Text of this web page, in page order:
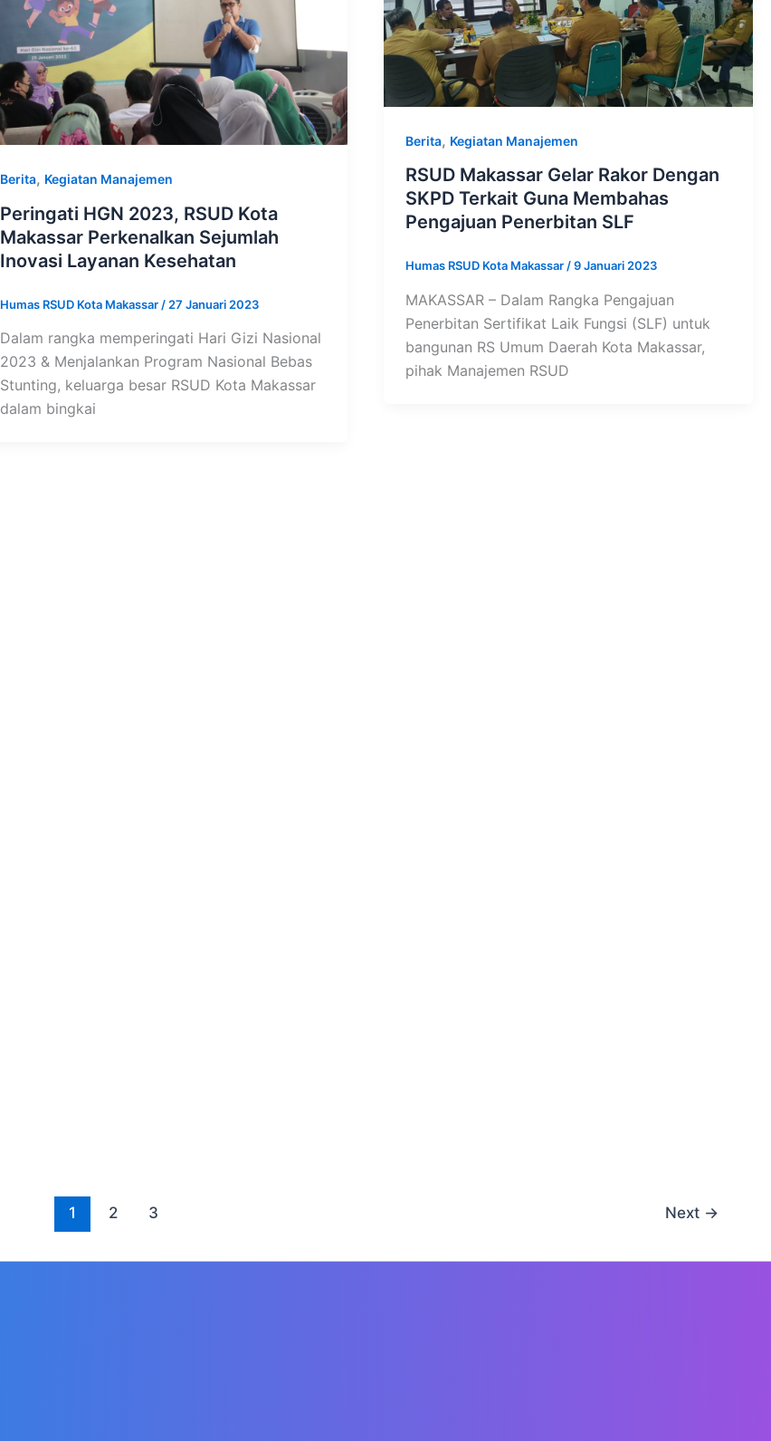
Berita, Kegiatan Manajemen
Peringati HGN 2023, RSUD Kota
Makassar Perkenalkan Sejumlah
Inovasi Layanan Kesehatan
Humas RSUD Kota Makassar / 27 Januari 2023
Dalam rangka memperingati Hari Gizi Nasional
2023 & Menjalankan Program Nasional Bebas
Stunting, keluarga besar RSUD Kota Makassar
dalam bingkai
Berita, Kegiatan Manajemen
RSUD Makassar Gelar Rakor Dengan
SKPD Terkait Guna Membahas
Pengajuan Penerbitan SLF
Humas RSUD Kota Makassar/9 Januari 2023
MAKASSAR – Dalam Rangka Pengajuan
Penerbitan Sertifikat Laik Fungsi (SLF) untuk
bangunan RS Umum Daerah Kota Makassar,
pihak Manajemen RSUD
1 2 3 Next →